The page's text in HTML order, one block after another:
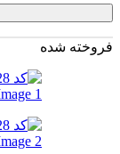
فروخته شده